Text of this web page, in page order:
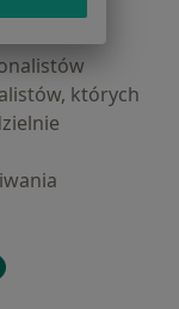
których